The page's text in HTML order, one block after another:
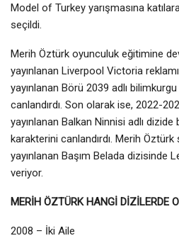
Model of Turkey yarışmasına
seçildi.
Merih Öztürk oyunculuk eğitimine
yayınlanan Liverpool Victoria
yayınlanan Börü 2039 adlı
canlandırdı. Son olarak ise, 2022-
yayınlanan Balkan Ninnisi adlı
karakterini canlandırdı. Merih
yayınlanan Başım Belada dizisinde
veriyor.
MERİH ÖZTÜRK HANGİ DİZİLERDE
2008 – İki Aile